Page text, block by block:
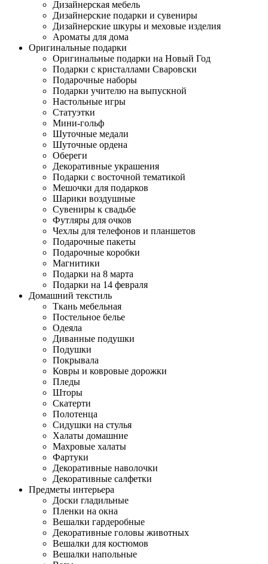
Дизайнерская мебель
Дизайнерские подарки и сувениры
Дизайнерские шкуры и меховые изделия
Ароматы для дома
Оригинальные подарки
Оригинальные подарки на Новый Год
Подарки с кристаллами Сваровски
Подарочные наборы
Подарки учителю на выпускной
Настольные игры
Статуэтки
Мини-гольф
Шуточные медали
Шуточные ордена
Обереги
Декоративные украшения
Подарки с восточной тематикой
Мешочки для подарков
Шарики воздушные
Сувениры к свадьбе
Футляры для очков
Чехлы для телефонов и планшетов
Подарочные пакеты
Подарочные коробки
Магнитики
Подарки на 8 марта
Подарки на 14 февраля
Домашний текстиль
Ткань мебельная
Постельное белье
Одеяла
Диванные подушки
Подушки
Покрывала
Ковры и ковровые дорожки
Пледы
Шторы
Скатерти
Полотенца
Сидушки на стулья
Халаты домашние
Махровые халаты
Фартуки
Декоративные наволочки
Декоративные салфетки
Предметы интерьера
Доски гладильные
Пленки на окна
Вешалки гардеробные
Декоративные головы животных
Вешалки для костюмов
Вешалки напольные